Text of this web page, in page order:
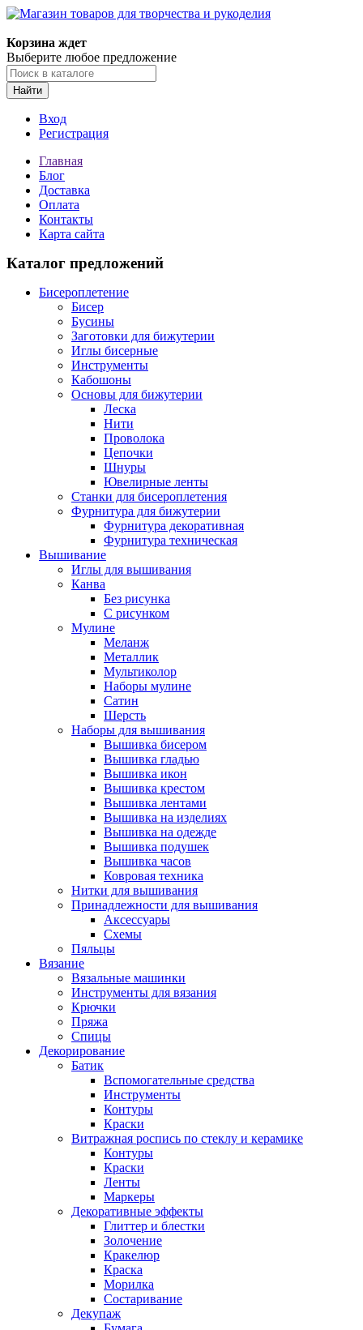
Корзина ждет
Выберите любое предложение
Найти
Вход
Регистрация
Главная
Блог
Доставка
Оплата
Контакты
Карта сайта
Каталог предложений
Бисероплетение
Бисер
Бусины
Заготовки для бижутерии
Иглы бисерные
Инструменты
Кабошоны
Основы для бижутерии
Леска
Нити
Проволока
Цепочки
Шнуры
Ювелирные ленты
Станки для бисероплетения
Фурнитура для бижутерии
Фурнитура декоративная
Фурнитура техническая
Вышивание
Иглы для вышивания
Канва
Без рисунка
С рисунком
Мулине
Меланж
Металлик
Мультиколор
Наборы мулине
Сатин
Шерсть
Наборы для вышивания
Вышивка бисером
Вышивка гладью
Вышивка икон
Вышивка крестом
Вышивка лентами
Вышивка на изделиях
Вышивка на одежде
Вышивка подушек
Вышивка часов
Ковровая техника
Нитки для вышивания
Принадлежности для вышивания
Аксессуары
Схемы
Пяльцы
Вязание
Вязальные машинки
Инструменты для вязания
Крючки
Пряжа
Спицы
Декорирование
Батик
Вспомогательные средства
Инструменты
Контуры
Краски
Витражная роспись по стеклу и керамике
Контуры
Краски
Ленты
Маркеры
Декоративные эффекты
Глиттер и блестки
Золочение
Кракелюр
Краска
Морилка
Состаривание
Декупаж